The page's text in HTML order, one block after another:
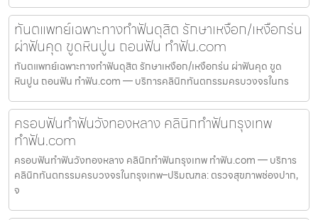
ทันตแพทย์เฉพาะทางทำฟันดุสิต รักษาเหงือก/เหงือกร่น
ผ่าฟันคุด ขูดหินปูน ถอนฟัน ทำฟัน.com
ทันตแพทย์เฉพาะทางทำฟันดุสิต รักษาเหงือก/เหงือกร่น ผ่าฟันคุด ขูด
หินปูน ถอนฟัน ทำฟัน.com — บริการคลินิกทันตกรรมครบวงจรในกร
ครอบฟันทำฟันวังทองหลาง คลินิกทำฟันกรุงเทพ
ทำฟัน.com
ครอบฟันทำฟันวังทองหลาง คลินิกทำฟันกรุงเทพ ทำฟัน.com — บริการ
คลินิกทันตกรรมครบวงจรในกรุงเทพ–ปริมณฑล: ตรวจสุขภาพช่องปาก,
จ